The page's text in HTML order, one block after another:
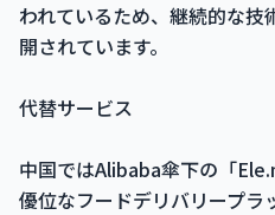
われているため、継続的な
開されています。
代替サービス
中国ではAlibaba傘下の「
優位なフードデリバリープラ